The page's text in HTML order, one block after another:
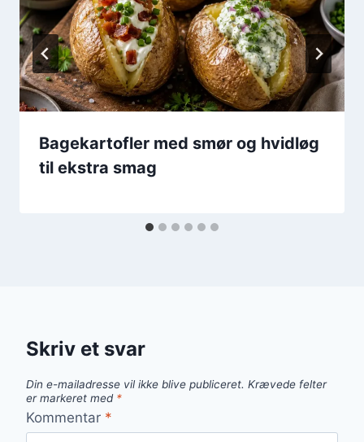
Bagekartofler med smør og hvidløg
til ekstra smag
Skriv et svar
Din e-mailadresse vil ikke blive publiceret. Krævede felter
er markeret med *
Kommentar *